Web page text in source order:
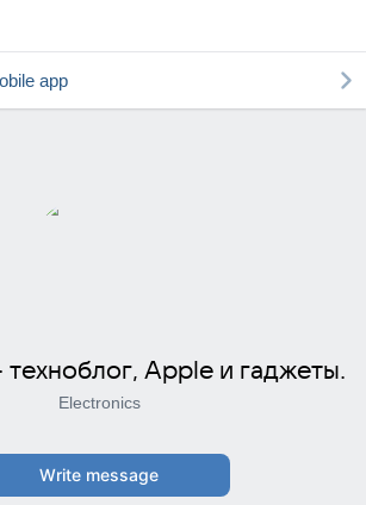
app
Apple и гаджеты.
Electronics
Write message